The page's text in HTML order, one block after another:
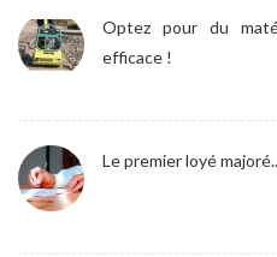
Optez pour du
efficace !
Le premier loyé